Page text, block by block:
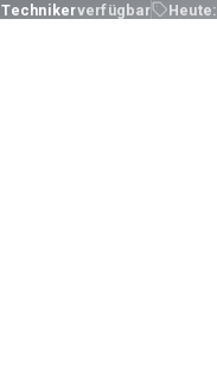
Technikerverfügbar Heute: